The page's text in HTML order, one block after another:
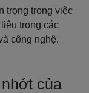
trọng trong việc
trong các
công nghệ.
của